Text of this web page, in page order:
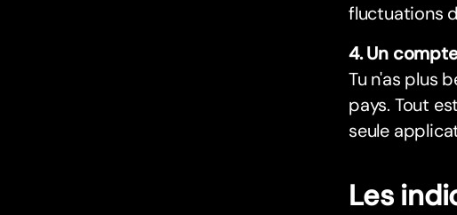
fluctuations
4. Un
Tu n'as plus
pays. Tout
seule
Les